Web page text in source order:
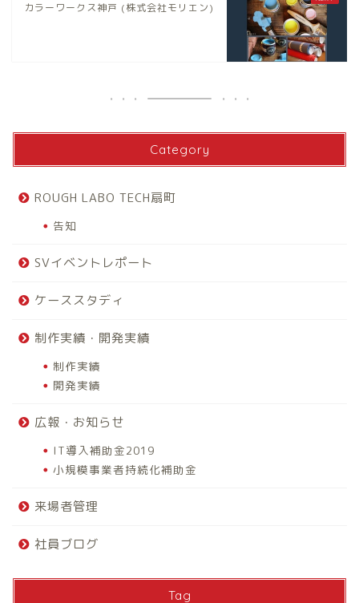
カラーワークス神戸 (株式会社モリエン)
Category
ROUGH LABO TECH扇町
告知
SVイベントレポート
ケーススタディ
制作実績・開発実績
制作実績
開発実績
広報・お知らせ
IT導入補助金2019
小規模事業者持続化補助金
来場者管理
社員ブログ
Tag